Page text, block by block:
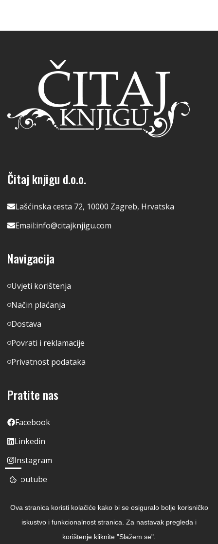
Čitaj knjigu d.o.o.
Lašćinska cesta 72, 10000 Zagreb, Hrvatska
Email:info@citajknjigu.com
Navigacija
Uvjeti korištenja
Način plaćanja
Dostava
Povrati i reklamacije
Privatnost podataka
Pratite nas
Facebook
Linkedin
Instagram
Youtube
Ova stranica koristi kolačiće kako bi se osiguralo bolje korisničko
iskustvo i funkcionalnost stranica. Za nastavak pregleda i
korištenje kliknite "Slažem se".